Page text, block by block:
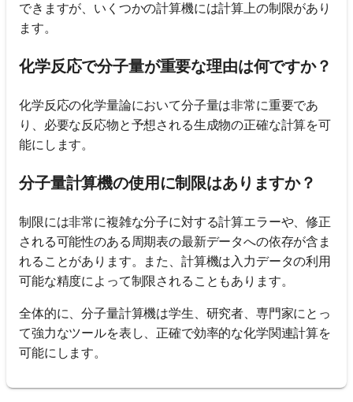
できますが、いくつかの計算機には計算上の制限があり
ます。
化学反応で分子量が重要な理由は何ですか？
化学反応の化学量論において分子量は非常に重要であ
り、必要な反応物と予想される生成物の正確な計算を可
能にします。
分子量計算機の使用に制限はありますか？
制限には非常に複雑な分子に対する計算エラーや、修正
される可能性のある周期表の最新データへの依存が含ま
れることがあります。また、計算機は入力データの利用
可能な精度によって制限されることもあります。
全体的に、分子量計算機は学生、研究者、専門家にとっ
て強力なツールを表し、正確で効率的な化学関連計算を
可能にします。